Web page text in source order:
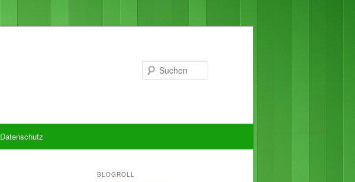
Datenschutz
BLOGROLL